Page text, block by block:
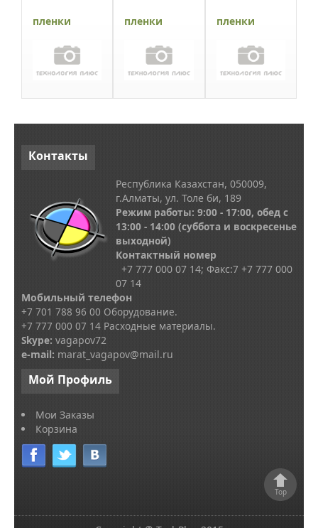
пленки пленки пленки
Контакты
Республика Казахстан, 050009,
г.Алматы, ул. Толе би, 189
Режим работы: 9:00 - 17:00, обед с
13:00 - 14:00 (суббота и воскресенье
выходной)
Контактный номер
+7 777 000 07 14; Факс:7 +7 777 000
07 14
Мобильный телефон
+7 701 788 96 00 Оборудование.
+7 777 000 07 14 Расходные материалы.
Skype: vagapov72
e-mail: marat_vagapov@mail.ru
Мой Профиль
Мои Заказы
Корзина
Top